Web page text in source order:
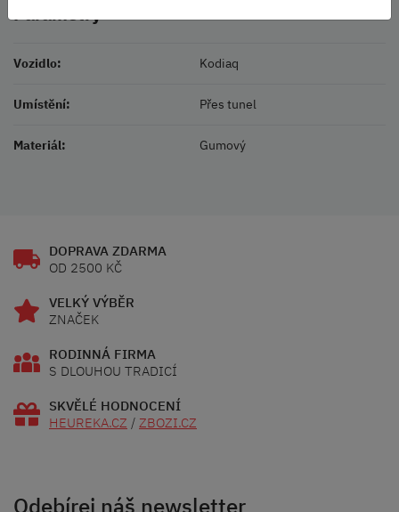
Parametry
Vozidlo: Kodiaq
Umístění: Přes tunel
Materiál: Gumový
DOPRAVA ZDARMA
OD 2500 KČ
VELKÝ VÝBĚR
ZNAČEK
RODINNÁ FIRMA
S DLOUHOU TRADICÍ
SKVĚLÉ HODNOCENÍ
HEUREKA.CZ / ZBOZI.CZ
Odebírej náš newsletter